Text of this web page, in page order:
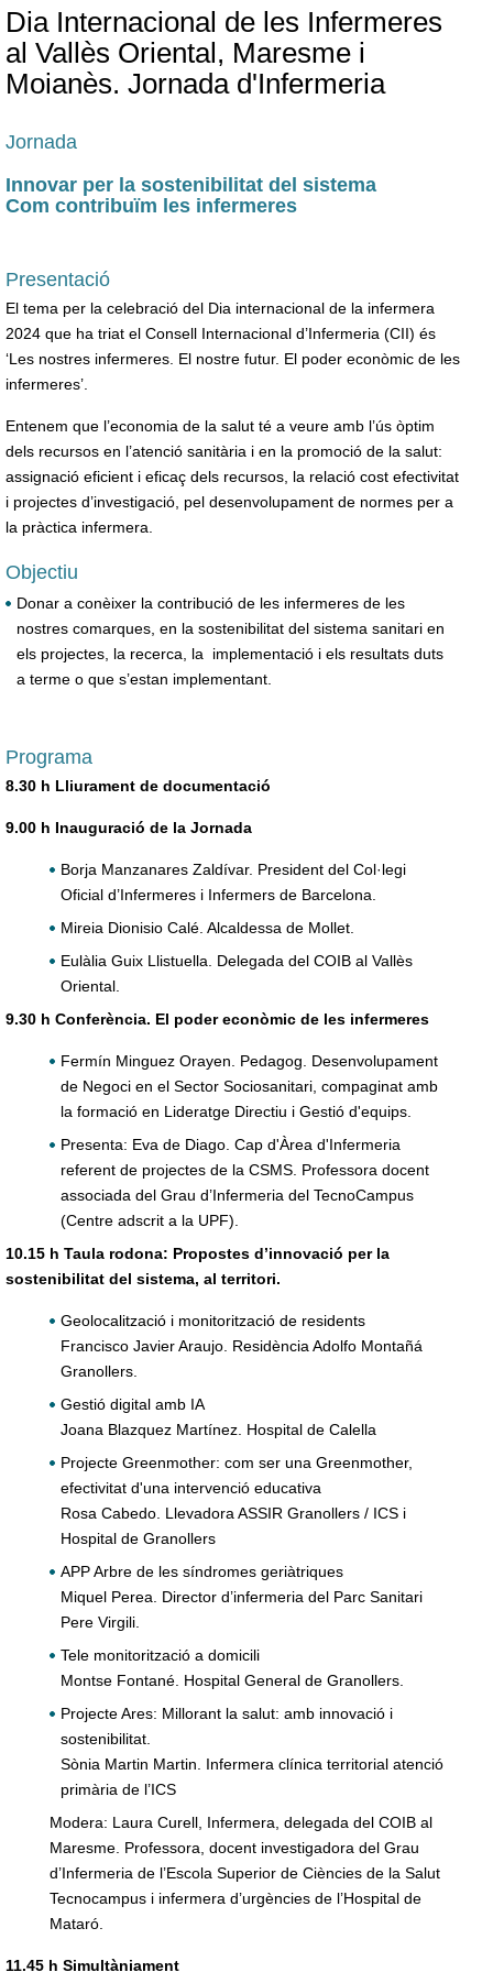
Dia Internacional de les Infermeres
al Vallès Oriental, Maresme i
Moianès. Jornada d'Infermeria
Jornada
Innovar per la sostenibilitat del sistema
Com contribuïm les infermeres
Presentació
El tema per la celebració del Dia internacional de la infermera
2024 que ha triat el Consell Internacional d’Infermeria (CII) és
‘Les nostres infermeres. El nostre futur. El poder econòmic de les
infermeres’.
Entenem que l’economia de la salut té a veure amb l’ús òptim
dels recursos en l’atenció sanitària i en la promoció de la salut:
assignació eficient i eficaç dels recursos, la relació cost efectivitat
i projectes d’investigació, pel desenvolupament de normes per a
la pràctica infermera.
Objectiu
Donar a conèixer la contribució de les infermeres de les
nostres comarques, en la sostenibilitat del sistema sanitari en
els projectes, la recerca, la implementació i els resultats duts
a terme o que s’estan implementant.
Programa
8.30 h Lliurament de documentació
9.00 h Inauguració de la Jornada
Borja Manzanares Zaldívar. President del Col·legi
Oficial d’Infermeres i Infermers de Barcelona.
Mireia Dionisio Calé. Alcaldessa de Mollet.
Eulàlia Guix Llistuella. Delegada del COIB al Vallès
Oriental.
9.30 h Conferència. El poder econòmic de les infermeres
Fermín Minguez Orayen. Pedagog. Desenvolupament
de Negoci en el Sector Sociosanitari, compaginat amb
la formació en Lideratge Directiu i Gestió d'equips.
Presenta: Eva de Diago. Cap d'Àrea d'Infermeria
referent de projectes de la CSMS. Professora docent
associada del Grau d’Infermeria del TecnoCampus
(Centre adscrit a la UPF).
10.15 h Taula rodona: Propostes d’innovació per la
sostenibilitat del sistema, al territori.
Geolocalització i monitorització de residents
Francisco Javier Araujo. Residència Adolfo Montañá
Granollers.
Gestió digital amb IA
Joana Blazquez Martínez. Hospital de Calella
Projecte Greenmother: com ser una Greenmother,
efectivitat d'una intervenció educativa
Rosa Cabedo. Llevadora ASSIR Granollers / ICS i
Hospital de Granollers
APP Arbre de les síndromes geriàtriques
Miquel Perea. Director d’infermeria del Parc Sanitari
Pere Virgili.
Tele monitorització a domicili
Montse Fontané. Hospital General de Granollers.
Projecte Ares: Millorant la salut: amb innovació i
sostenibilitat.
Sònia Martin Martin. Infermera clínica territorial atenció
primària de l’ICS
Modera: Laura Curell, Infermera, delegada del COIB al
Maresme. Professora, docent investigadora del Grau
d’Infermeria de l’Escola Superior de Ciències de la Salut
Tecnocampus i infermera d’urgències de l’Hospital de
Mataró.
11.45 h Simultàniament